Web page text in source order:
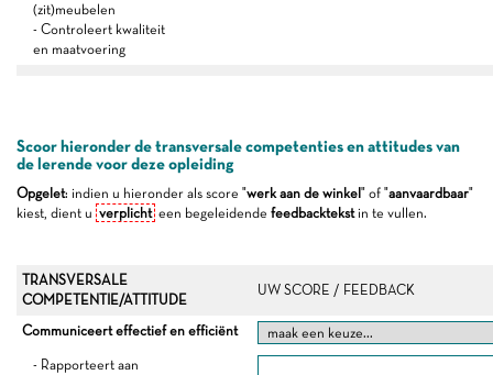
(zit)meubelen
- Controleert kwaliteit
en maatvoering
Scoor hieronder de transversale competenties en attitudes van
de lerende voor deze opleiding
Opgelet: indien u hieronder als score "werk aan de winkel " of "aanvaardbaar"
kiest, dient u verplicht een begeleidende feedbacktekstin te vullen.
TRANSVERSALE
COMPETENTIE/ATTITUDE
UW SCORE / FEEDBACK
Communiceert effectief en efficiënt
- Rapporteert aan